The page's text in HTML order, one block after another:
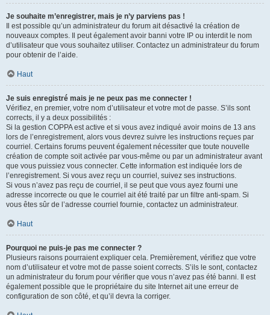
Je souhaite m’enregistrer, mais je n’y parviens pas !
Il est possible qu’un administrateur du forum ait désactivé la création de
nouveaux comptes. Il peut également avoir banni votre IP ou interdit le nom
d’utilisateur que vous souhaitez utiliser. Contactez un administrateur du forum
pour obtenir de l’aide.
Haut
Je suis enregistré mais je ne peux pas me connecter !
Vérifiez, en premier, votre nom d’utilisateur et votre mot de passe. S’ils sont
corrects, il y a deux possibilités :
Si la gestion COPPA est active et si vous avez indiqué avoir moins de 13 ans
lors de l’enregistrement, alors vous devrez suivre les instructions reçues par
courriel. Certains forums peuvent également nécessiter que toute nouvelle
création de compte soit activée par vous-même ou par un administrateur avant
que vous puissiez vous connecter. Cette information est indiquée lors de
l’enregistrement. Si vous avez reçu un courriel, suivez ses instructions.
Si vous n’avez pas reçu de courriel, il se peut que vous ayez fourni une
adresse incorrecte ou que le courriel ait été traité par un filtre anti-spam. Si
vous êtes sûr de l’adresse courriel fournie, contactez un administrateur.
Haut
Pourquoi ne puis-je pas me connecter ?
Plusieurs raisons pourraient expliquer cela. Premièrement, vérifiez que votre
nom d’utilisateur et votre mot de passe soient corrects. S’ils le sont, contactez
un administrateur du forum pour vérifier que vous n’avez pas été banni. Il est
également possible que le propriétaire du site Internet ait une erreur de
configuration de son côté, et qu’il devra la corriger.